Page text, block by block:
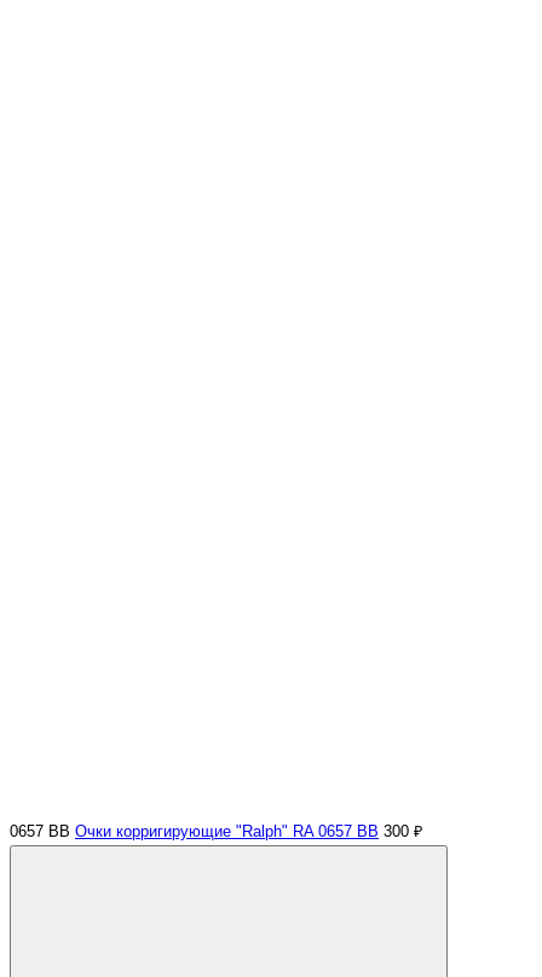
0657 BB Очки корригирующие "Ralph" RA 0657 BB 300 ₽